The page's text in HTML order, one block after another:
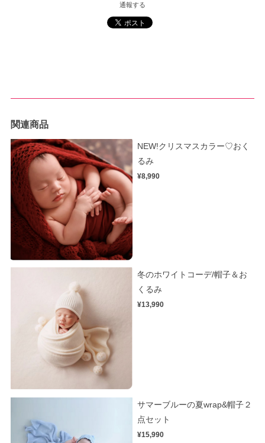
通報する
関連商品
NEW!クリスマスカラー♡おく
るみ
¥8,990
冬のホワイトコーデ/帽子＆お
くるみ
¥13,990
サマーブルーの夏wrap&帽子２
点セット
¥15,990